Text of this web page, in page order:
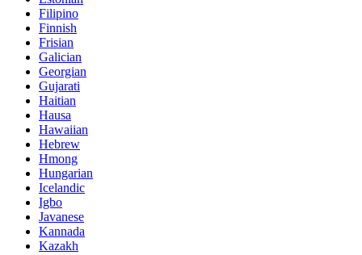
Filipino
Finnish
Frisian
Galician
Georgian
Gujarati
Haitian
Hausa
Hawaiian
Hebrew
Hmong
Hungarian
Icelandic
Igbo
Javanese
Kannada
Kazakh